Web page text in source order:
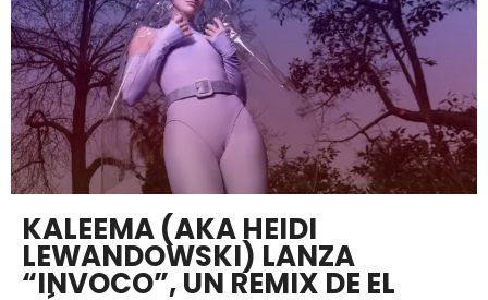
KALEEMA (AKA HEIDI
LEWANDOWSKI) LANZA
“INVOCO”, UN REMIX DE EL